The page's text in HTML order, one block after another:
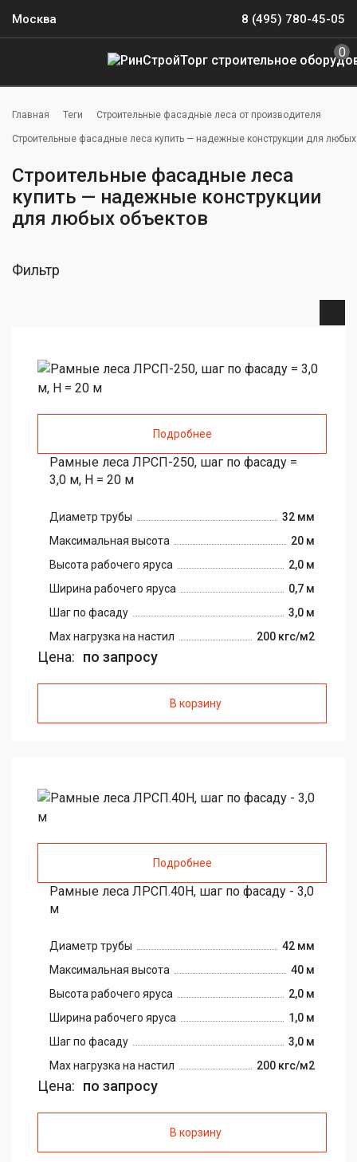
Москва 8 (495) 780-45-05
0
Главная Теги Строительные фасадные леса от производителя
Строительные фасадные леса купить — надежные конструкции для любых
Строительные фасадные леса
купить — надежные конструкции
для любых объектов
Фильтр
Подробнее
Рамные леса ЛРСП-250, шаг по фасаду =
3,0 м, H = 20 м
Диаметр трубы
32 мм
Максимальная высота
20 м
Высота рабочего яруса
2,0 м
Ширина рабочего яруса
0,7 м
Шаг по фасаду
3,0 м
Max нагрузка на настил
200 кгс/м2
Цена: по запросу
В корзину
Подробнее
Рамные леса ЛРСП.40Н, шаг по фасаду - 3,0
м
Диаметр трубы
42 мм
Максимальная высота
40 м
Высота рабочего яруса
2,0 м
Ширина рабочего яруса
1,0 м
Шаг по фасаду
3,0 м
Max нагрузка на настил
200 кгс/м2
Цена: по запросу
В корзину